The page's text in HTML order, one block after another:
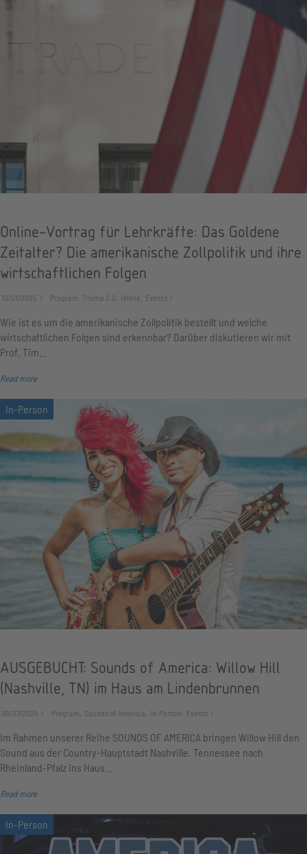
Online-Vortrag für Lehrkräfte: Das Goldene
Zeitalter? Die amerikanische Zollpolitik und ihre
wirtschaftlichen Folgen
10/01/2025 Program, Trump 2.0, Online, Events
Wie ist es um die amerikanische Zollpolitik bestellt und welche
wirtschaftlichen Folgen sind erkennbar? Darüber diskutieren wir mit
Prof. Tim…
Read more
AUSGEBUCHT: Sounds of America: Willow Hill
(Nashville, TN) im Haus am Lindenbrunnen
09/27/2025 Program, Sounds of America, In-Person, Events
Im Rahmen unserer Reihe SOUNDS OF AMERICA bringen Willow Hill den
Sound aus der Country-Hauptstadt Nashville, Tennessee nach
Rheinland-Pfalz ins Haus…
Read more